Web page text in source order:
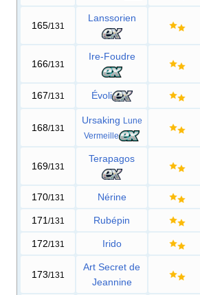
165/131
Lanssorien
166/131
Ire-Foudre
167/131 Évoli
168/131
Ursaking
Lune
Vermeille
169/131
Terapagos
170/131 Nérine
171 /131 Rubépin
172/131 Irido
173/131
Art Secret de
Jeannine